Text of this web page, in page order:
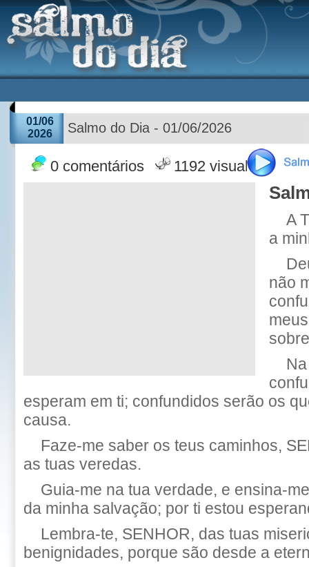
01/06
2026
Salmo do Dia - 01/06/2026
0 comentários 1192 visualizações
A
a
não
esperam em ti; confundidos serão os
causa.
Faze-me saber os teus caminhos,
as tuas veredas.
Guia-me na tua verdade, e ensina-
da minha salvação; por ti estou
Lembra-te, SENHOR, das tuas
benignidades, porque são desde a